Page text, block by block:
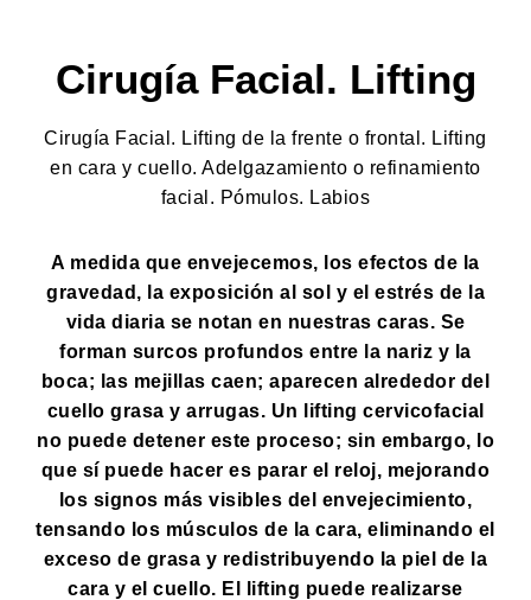
Cirugía Facial. Lifting
Cirugía Facial. Lifting de la frente o frontal. Lifting
en cara y cuello. Adelgazamiento o refinamiento
facial. Pómulos. Labios
A medida que envejecemos, los efectos de la
gravedad, la exposición al sol y el estrés de la
vida diaria se notan en nuestras caras. Se
forman surcos profundos entre la nariz y la
boca; las mejillas caen; aparecen alrededor del
cuello grasa y arrugas. Un lifting cervicofacial
no puede detener este proceso; sin embargo, lo
que sí puede hacer es parar el reloj, mejorando
los signos más visibles del envejecimiento,
tensando los músculos de la cara, eliminando el
exceso de grasa y redistribuyendo la piel de la
cara y el cuello. El lifting puede realizarse